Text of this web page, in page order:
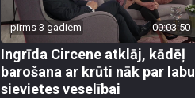
pirms 3 gadiem 00:03:50
Ingrīda Circene atklāj, kādēļ
barošana ar krūti nāk par labu
sievietes veselībai